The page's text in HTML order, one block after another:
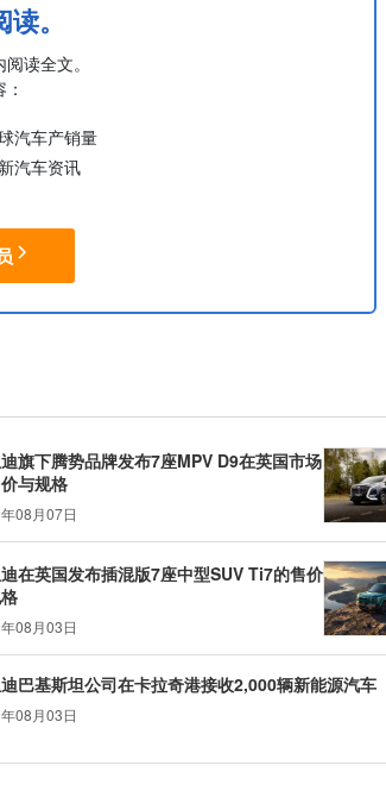
。
读全文。
汽车产销量
汽车资讯
旗下腾势品牌发布7座MPV D9在英国市场
与规格
08月07日
在英国发布插混版7座中型SUV Ti7的售价
08月03日
巴基斯坦公司在卡拉奇港接收2,000辆新能源汽车
08月03日